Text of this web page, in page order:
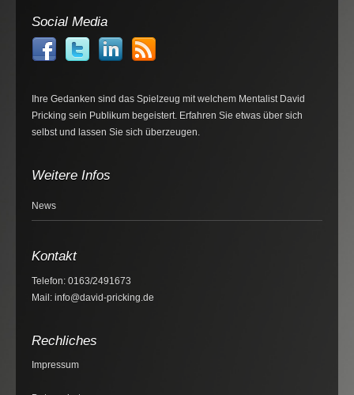
Social Media
Ihre Gedanken sind das Spielzeug mit welchem Mentalist David
Pricking sein Publikum begeistert. Erfahren Sie etwas über sich
selbst und lassen Sie sich überzeugen.
Weitere Infos
News
Kontakt
Telefon: 0163/2491673
Mail: info@david-pricking.de
Rechliches
Impressum